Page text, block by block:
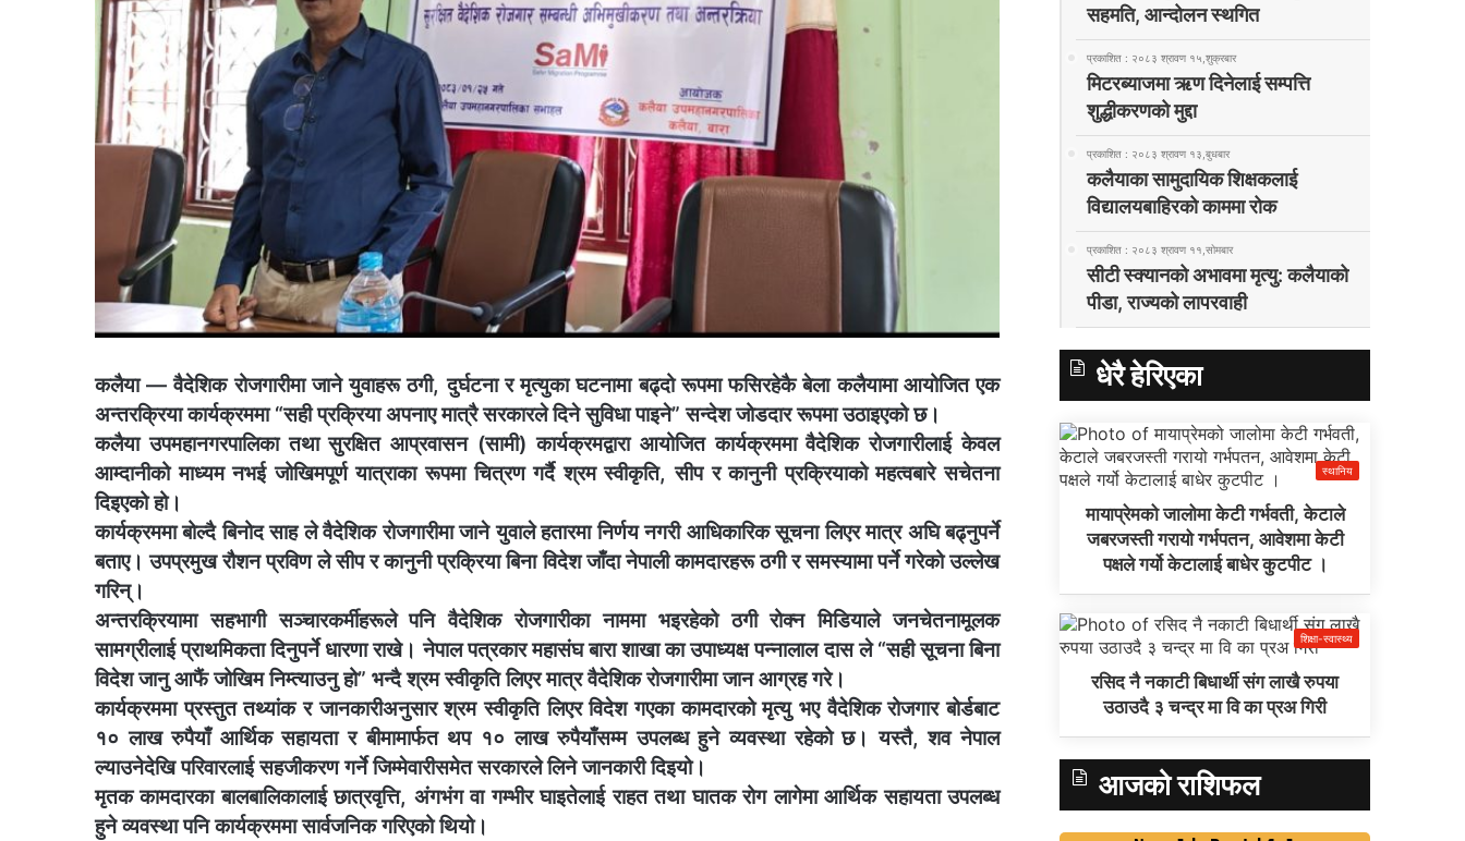
कलैया — वैदेशिक रोजगारीमा जाने युवाहरू ठगी, दुर्घटना र मृत्युका घटनामा बढ्दो रूपमा फसिरहेकै बेला कलैयामा आयोजित एक
अन्तरक्रिया कार्यक्रममा “सही प्रक्रिया अपनाए मात्रै सरकारले दिने सुविधा पाइने” सन्देश जोडदार रूपमा उठाइएको छ।
कलैया उपमहानगरपालिका तथा सुरक्षित आप्रवासन (सामी) कार्यक्रमद्वारा आयोजित कार्यक्रममा वैदेशिक रोजगारीलाई केवल
आम्दानीको माध्यम नभई जोखिमपूर्ण यात्राका रूपमा चित्रण गर्दै श्रम स्वीकृति, सीप र कानुनी प्रक्रियाको महत्वबारे सचेतना
दिइएको हो।
कार्यक्रममा बोल्दै बिनोद साह ले वैदेशिक रोजगारीमा जाने युवाले हतारमा निर्णय नगरी आधिकारिक सूचना लिएर मात्र अघि बढ्नुपर्ने
बताए। उपप्रमुख रौशन प्रविण ले सीप र कानुनी प्रक्रिया बिना विदेश जाँदा नेपाली कामदारहरू ठगी र समस्यामा पर्ने गरेको उल्लेख
गरिन्।
अन्तरक्रियामा सहभागी सञ्चारकर्मीहरूले पनि वैदेशिक रोजगारीका नाममा भइरहेको ठगी रोक्न मिडियाले जनचेतनामूलक
सामग्रीलाई प्राथमिकता दिनुपर्ने धारणा राखे। नेपाल पत्रकार महासंघ बारा शाखा का उपाध्यक्ष पन्नालाल दास ले “सही सूचना बिना
विदेश जानु आफैं जोखिम निम्त्याउनु हो” भन्दै श्रम स्वीकृति लिएर मात्र वैदेशिक रोजगारीमा जान आग्रह गरे।
कार्यक्रममा प्रस्तुत तथ्यांक र जानकारीअनुसार श्रम स्वीकृति लिएर विदेश गएका कामदारको मृत्यु भए वैदेशिक रोजगार बोर्डबाट
१० लाख रुपैयाँ आर्थिक सहायता र बीमामार्फत थप १० लाख रुपैयाँसम्म उपलब्ध हुने व्यवस्था रहेको छ। यस्तै, शव नेपाल
ल्याउनेदेखि परिवारलाई सहजीकरण गर्ने जिम्मेवारीसमेत सरकारले लिने जानकारी दिइयो।
मृतक कामदारका बालबालिकालाई छात्रवृत्ति, अंगभंग वा गम्भीर घाइतेलाई राहत तथा घातक रोग लागेमा आर्थिक सहायता उपलब्ध
हुने व्यवस्था पनि कार्यक्रममा सार्वजनिक गरिएको थियो।
सहमति, आन्दोलन स्थगित
प्रकाशित : २०८३ श्रावण १५,शुक्रबार
मिटरब्याजमा ऋण दिनेलाई सम्पत्ति
शुद्धीकरणको मुद्दा
प्रकाशित : २०८३ श्रावण १३,बुधबार
कलैयाका सामुदायिक शिक्षकलाई
विद्यालयबाहिरको काममा रोक
प्रकाशित : २०८३ श्रावण ११,सोमबार
सीटी स्क्यानको अभावमा मृत्यु: कलैयाको
पीडा, राज्यको लापरवाही
धेरै हेरिएका
स्थानिय
मायाप्रेमको जालोमा केटी गर्भवती, केटाले
जबरजस्ती गरायो गर्भपतन, आवेशमा केटी
पक्षले गर्यो केटालाई बाधेर कुटपीट ।
शिक्षा-स्वास्थ्य
रसिद नै नकाटी बिधार्थी संग लाखै रुपया
उठाउदै ३ चन्द्र मा वि का प्रअ गिरी
आजको राशिफल